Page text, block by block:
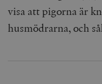
visa att pigorna är
husmödrarna, och